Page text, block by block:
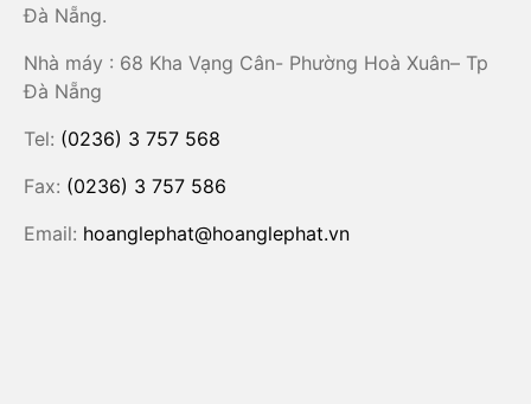
Đà Nẵng.
Nhà máy : 68 Kha Vạng Cân- Phường Hoà Xuân– Tp
Đà Nẵng
Tel: (0236) 3 757 568
Fax: (0236) 3 757 586
Email: hoanglephat@hoanglephat.vn